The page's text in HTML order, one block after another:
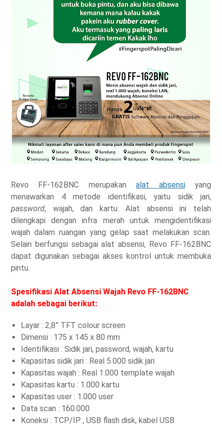
Revo FF-162BNC merupakanalat absensiyang
menawarkan 4 metode identifikasi, yaitu sidik jari,
password, wajah, dan kartu. Alat absensi ini telah
dilengkapi dengan infra merah untuk mengidentifikasi
wajah dalam ruangan yang gelap saat melakukan scan.
Selain berfungsi sebagai alat absensi, Revo FF-162BNC
dapat digunakan sebagai akses kontrol untuk membuka
pintu.
Spesifikasi Alat Absensi Wajah Revo FF-162BNC
adalah sebagai berikut:
Layar : 2,8” TFT colour screen
Dimensi : 175 x 145 x 80 mm
Identifikasi : Sidik jari, password, wajah, kartu
Kapasitas sidik jari : Real 5.000 sidik jari
Kapasitas wajah : Real 1.000 template wajah
Kapasitas kartu : 1.000 kartu
Kapasitas user : 1.000 user
Data scan : 160.000
Koneksi : TCP/IP , USB flash disk, kabel USB